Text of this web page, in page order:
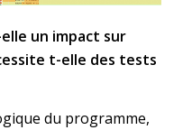
un impact sur
t-elle des tests
du programme,